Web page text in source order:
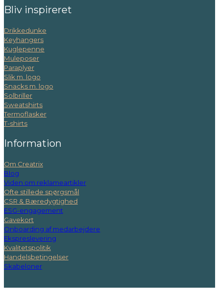
Bliv inspireret
Drikkedunke
Keyhangers
Kuglepenne
Muleposer
Paraplyer
Slik m. logo
Snacks m. logo
Solbriller
Sweatshirts
Termoflasker
T-shirts
Information
Om Creatrix
Blog
Viden om reklameartikler
Ofte stillede spørgsmål
CSR & Bæredygtighed
ESG-engagement
Gavekort
Onboarding af medarbejdere
Ekspreslevering
Kvalitetspolitik
Handelsbetingelser
Skabeloner